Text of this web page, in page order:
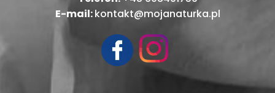
E-mail:kontakt@mojanaturka.pl